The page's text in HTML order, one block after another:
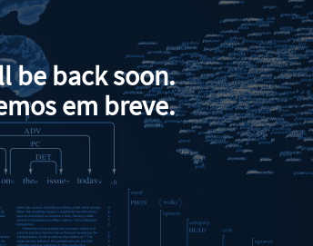
be back soon.
em breve.